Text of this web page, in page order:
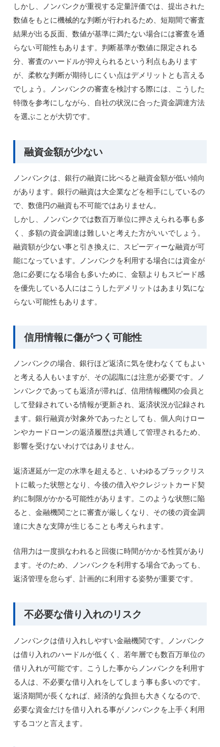
しかし、ノンバンクが重視する定量評価では、提出された
数値をもとに機械的な判断が行われるため、短期間で審査
結果が出る反面、数値が基準に満たない場合には審査を通
らない可能性もあります。判断基準が数値に限定される
分、審査のハードルが抑えられるという利点もあります
が、柔軟な判断が期待しにくい点はデメリットとも言える
でしょう。ノンバンクの審査を検討する際には、こうした
特徴を参考にしながら、自社の状況に合った資金調達方法
を選ぶことが大切です。
融資金額が少ない
ノンバンクは、銀行の融資に比べると融資金額が低い傾向
があります。銀行の融資は大企業などを相手にしているの
で、数億円の融資も不可能ではありません。
しかし、ノンバンクでは数百万単位に押さえられる事も多
く、多額の資金調達は難しいと考えた方がいいでしょう。
融資額が少ない事と引き換えに、スピーディーな融資が可
能になっています。ノンバンクを利用する場合には資金が
急に必要になる場合も多いために、金額よりもスピード感
を優先している人にはこうしたデメリットはあまり気にな
らない可能性もあります。
信用情報に傷がつく可能性
ノンバンクの場合、銀行ほど返済に気を使わなくてもよい
と考える人もいますが、その認識には注意が必要です。ノ
ンバンクであっても返済が滞れば、信用情報機関の会員と
して登録されている情報が更新され、返済状況が記録され
ます。銀行融資が対象外であったとしても、個人向けロー
ンやカードローンの返済履歴は共通して管理されるため、
影響を受けないわけではありません。
返済遅延が一定の水準を超えると、いわゆるブラックリス
トに載った状態となり、今後の借入やクレジットカード契
約に制限がかかる可能性があります。このような状態に陥
ると、金融機関ごとに審査が厳しくなり、その後の資金調
達に大きな支障が生じることも考えられます。
信用力は一度損なわれると回復に時間がかかる性質があり
ます。そのため、ノンバンクを利用する場合であっても、
返済管理を怠らず、計画的に利用する姿勢が重要です。
不必要な借り入れのリスク
ノンバンクは借り入れしやすい金融機関です。ノンバンク
は借り入れのハードルが低くく、若年層でも数百万単位の
借り入れが可能です。こうした事からノンバンクを利用す
る人は、不必要な借り入れをしてしまう事も多いのです。
返済期間が長くなれば、経済的な負担も大きくなるので、
必要な資金だけを借り入れる事がノンバンクを上手く利用
するコツと言えます。